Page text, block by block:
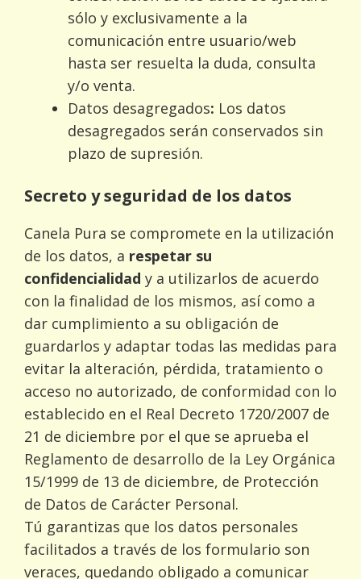
sólo y exclusivamente a la
comunicación entre usuario/web
hasta ser resuelta la duda, consulta
y/o venta.
Datos desagregados: Los datos
desagregados serán conservados sin
plazo de supresión.
Secreto y seguridad de los datos
Canela Pura se compromete en la utilización
de los datos, a respetar su
confidencialidad y a utilizarlos de acuerdo
con la finalidad de los mismos, así como a
dar cumplimiento a su obligación de
guardarlos y adaptar todas las medidas para
evitar la alteración, pérdida, tratamiento o
acceso no autorizado, de conformidad con lo
establecido en el Real Decreto 1720/2007 de
21 de diciembre por el que se aprueba el
Reglamento de desarrollo de la Ley Orgánica
15/1999 de 13 de diciembre, de Protección
de Datos de Carácter Personal.
Tú garantizas que los datos personales
facilitados a través de los formulario son
veraces, quedando obligado a comunicar